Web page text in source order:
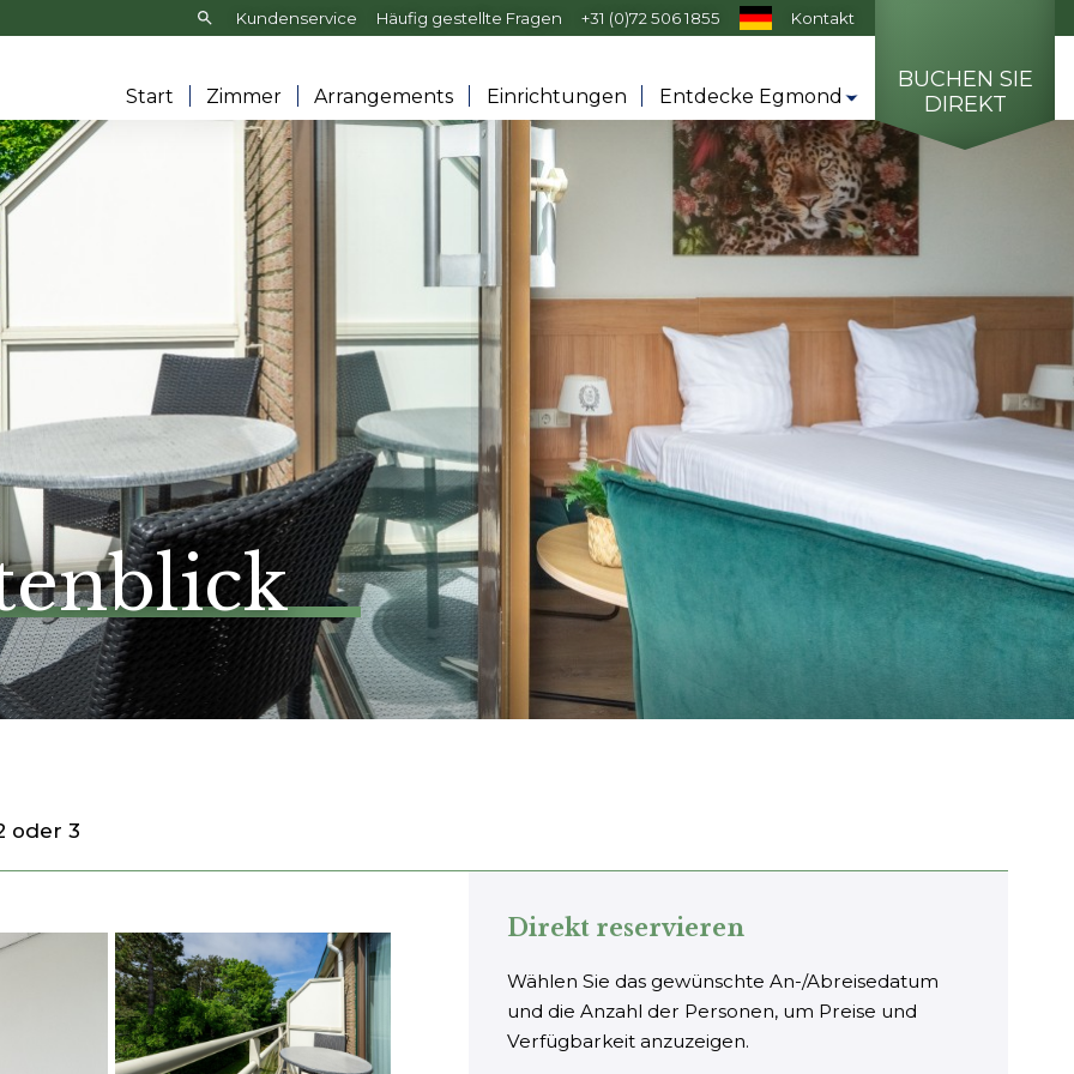
Frontend
search:
Kundenservice Häufig gestellte Fragen +31 (0)72 506 1855 Kontakt
Start Zimmer Arrangements Einrichtungen Entdecke Egmond
BUCHEN SIE
DIREKT
oder 3
Direkt reservieren
Wählen Sie das gewünschte An-/Abreisedatum
und die Anzahl der Personen, um Preise und
Verfügbarkeit anzuzeigen.